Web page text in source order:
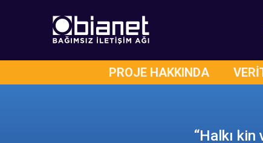
PROJE HAKKINDA
“Halkı